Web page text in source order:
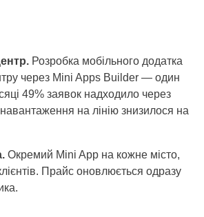
Розробка мобільного додатка
через Mini Apps Builder — один
49% заявок надходило через
на лінію знизилося на
Окремий Mini App на кожне місто,
Прайс оновлюється одразу